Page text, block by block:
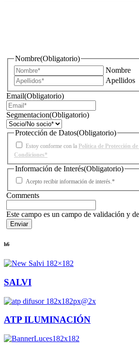
Nombre(Obligatorio)
Nombre
Apellidos
Email(Obligatorio)
Segmentacion(Obligatorio)
Protección de Datos(Obligatorio)
Estoy conforme con la Política de Protección
Condiciones*
Información de Interés(Obligatorio)
Acepto recibir información de interés.*
Comments
Este campo es un campo de validación y
h6
SALVI
ATP ILUMINACIÓN